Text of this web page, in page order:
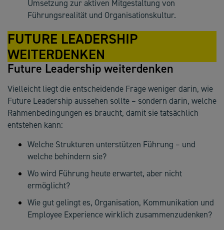
Umsetzung zur aktiven Mitgestaltung von
Führungsrealität und Organisationskultur.
FUTURE LEADERSHIP
WEITERDENKEN
Future Leadership weiterdenken
Vielleicht liegt die entscheidende Frage weniger darin, wie
Future Leadership aussehen sollte – sondern darin, welche
Rahmenbedingungen es braucht, damit sie tatsächlich
entstehen kann:
Welche Strukturen unterstützen Führung – und
welche behindern sie?
Wo wird Führung heute erwartet, aber nicht
ermöglicht?
Wie gut gelingt es, Organisation, Kommunikation und
Employee Experience wirklich zusammenzudenken?